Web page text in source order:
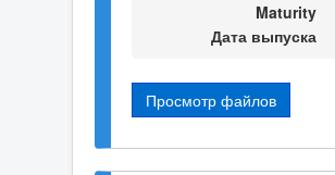
Maturity
Дата выпуска
Просмотр файлов